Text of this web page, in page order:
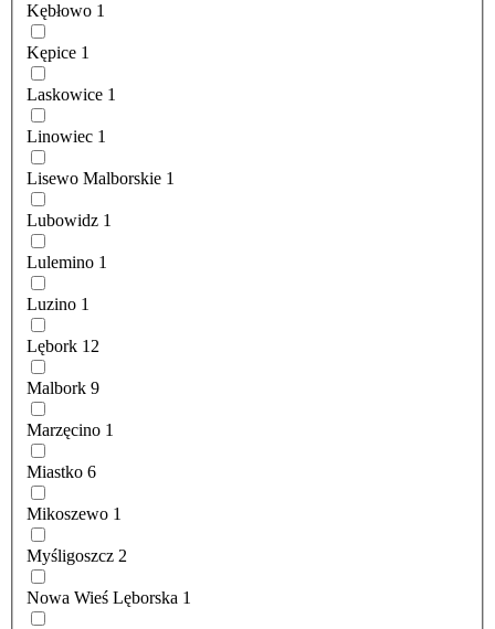
Kębłowo 1
Kępice 1
Laskowice 1
Linowiec 1
Lisewo Malborskie 1
Lubowidz 1
Lulemino 1
Luzino 1
Lębork 12
Malbork 9
Marzęcino 1
Miastko 6
Mikoszewo 1
Myśligoszcz 2
Nowa Wieś Lęborska 1